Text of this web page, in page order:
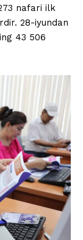
nafari ilk
28-iyundan
43 506